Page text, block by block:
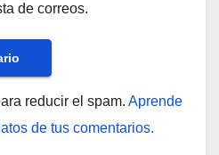
de correos.
reducir el spam. Aprende
de tus comentarios.